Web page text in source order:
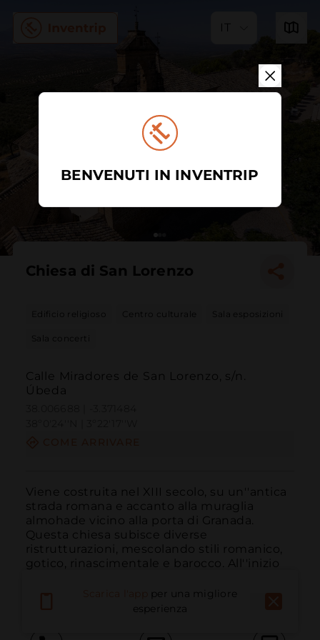
IT
Chiesa di San Lorenzo
Edificio religioso Centro culturale Sala esposizioni
Sala concerti
Calle Miradores de San Lorenzo, s/n.
Úbeda
Viene costruita nel XIII secolo, su un''antica
strada romana e accanto alla muraglia
almohade vicino alla porta di Granada.
Questa chiesa subisce diverse
ristrutturazioni, mescolando stili romanico,
gotico, rinascimentale e barocco. All''inizio
LEGGI DI PIÙper una migliore
esperienza
BENVENUTI IN INVENTRIP